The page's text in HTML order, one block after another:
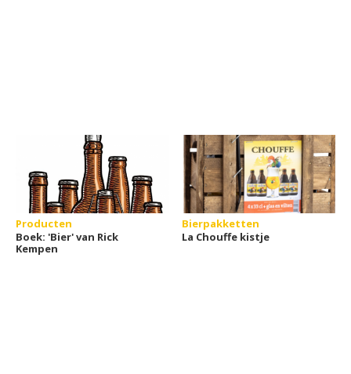
Producten
Boek: 'Bier' van Rick
Kempen
Bierpakketten
La Chouffe kistje